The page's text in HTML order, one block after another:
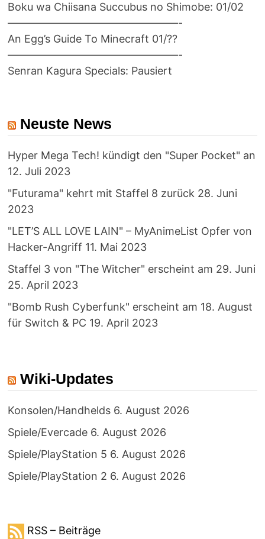
Boku wa Chiisana Succubus no Shimobe: 01/02
————————————————-
An Egg’s Guide To Minecraft 01/??
————————————————-
Senran Kagura Specials: Pausiert
Neuste News
Hyper Mega Tech! kündigt den "Super Pocket" an
12. Juli 2023
"Futurama" kehrt mit Staffel 8 zurück 28. Juni
2023
"LET’S ALL LOVE LAIN" – MyAnimeList Opfer von
Hacker-Angriff 11. Mai 2023
Staffel 3 von "The Witcher" erscheint am 29. Juni
25. April 2023
"Bomb Rush Cyberfunk" erscheint am 18. August
für Switch & PC 19. April 2023
Wiki-Updates
Konsolen/Handhelds 6. August 2026
Spiele/Evercade 6. August 2026
Spiele/PlayStation 5 6. August 2026
Spiele/PlayStation 2 6. August 2026
RSS – Beiträge